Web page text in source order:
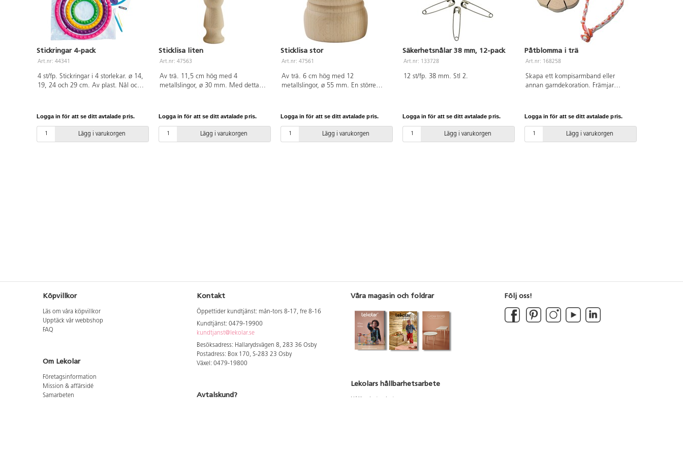
blockprogrammering och allt sparas
lokalt. Eleverna kan utforska
programmering och AI på ett säkert
och tryggt vis. Detta paket är för 32
elever. 8 styck av artikel 165520.
Material: ABS. PVC-fri. Från 8 år.
Stickringar 4-pack
Art.nr: 44341
4 st/fp. Stickringar i 4 storlekar. ø 14,
19, 24 och 29 cm. Av plast. Nål och
Logga in för att se ditt avtalade pris.
Lägg i varukorgen
Sticklisa liten
Art.nr: 47563
Av trä. 11,5 cm hög med 4
metallslingor, ø 30 mm. Med detta
Logga in för att se ditt avtalade pris.
Lägg i varukorgen
Sticklisa stor
Art.nr: 47561
Av trä. 6 cm hög med 12
metallslingor, ø 55 mm. En större
Logga in för att se ditt avtalade pris.
Lägg i varukorgen
Säkerhetsnålar 38 mm, 12-pack
Art.nr: 133728
12 st/fp. 38 mm. Stl 2.
Logga in för att se ditt avtalade pris.
Lägg i varukorgen
Påtblomma i trä
Art.nr: 168258
Skapa ett kompisarmband eller
annan garndekoration. Främjar
Logga in för att se ditt avtalade pris.
Lägg i varukorgen
Köpvillkor
Läs om våra köpvillkor
Upptäck vår webbshop
FAQ
Om Lekolar
Företagsinformation
Mission & affärsidé
Samarbeten
Kontakt
Öppettider kundtjänst: mån-tors 8-17, fre 8-16
Kundtjänst: 0479-19900
kundtjanst@lekolar.se
Besöksadress: Hallarydsvägen 8, 283 36 Osby
Postadress: Box 170, S-283 23 Osby
Växel: 0479-19800
Avtalskund?
Våra magasin och foldrar
Lekolars hållbarhetsarbete
Följ oss!